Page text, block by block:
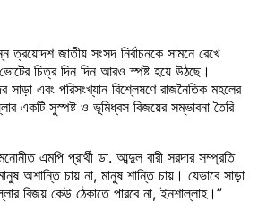
ত্রয়োদশ জাতীয় সংসদ নির্বাচনকে সামনে রেখে
চিত্র দিন দিন আরও স্পষ্ট হয়ে উঠছে।
সাড়া এবং পরিসংখ্যান বিশ্লেষণে রাজনৈতিক মহলের
একটি সুস্পষ্ট ও ভূমিধ্বস বিজয়ের সম্ভাবনা তৈরি
এমপি প্রার্থী ডা. আব্দুল বারী সরদার সম্প্রতি
অশান্তি চায় না, মানুষ শান্তি চায়। যেভাবে সাড়া
বিজয় কেউ ঠেকাতে পারবে না, ইনশাল্লাহ।”